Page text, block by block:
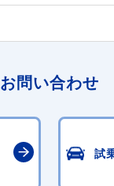
お問い合わせ
試